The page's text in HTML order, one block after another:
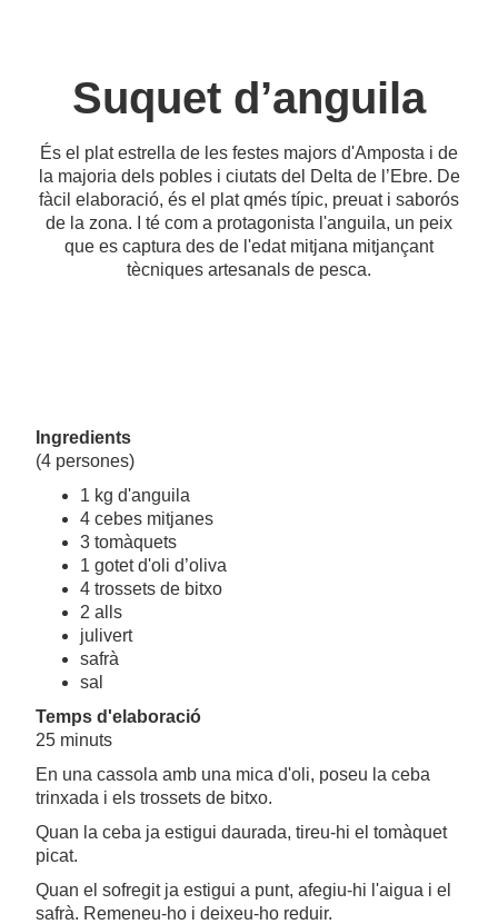
Suquet d’anguila
És el plat estrella de les festes majors d'Amposta i de
la majoria dels pobles i ciutats del Delta de l’Ebre. De
fàcil elaboració, és el plat qmés típic, preuat i saborós
de la zona. I té com a protagonista l'anguila, un peix
que es captura des de l'edat mitjana mitjançant
tècniques artesanals de pesca.
Ingredients
(4 persones)
1 kg d'anguila
4 cebes mitjanes
3 tomàquets
1 gotet d'oli d’oliva
4 trossets de bitxo
2 alls
julivert
safrà
sal
Temps d'elaboració
25 minuts
En una cassola amb una mica d'oli, poseu la ceba
trinxada i els trossets de bitxo.
Quan la ceba ja estigui daurada, tireu-hi el tomàquet
picat.
Quan el sofregit ja estigui a punt, afegiu-hi l'aigua i el
safrà. Remeneu-ho i deixeu-ho reduir.